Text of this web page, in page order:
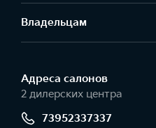
Владельцам
Адреса салонов
2 дилерских центра
73952337337